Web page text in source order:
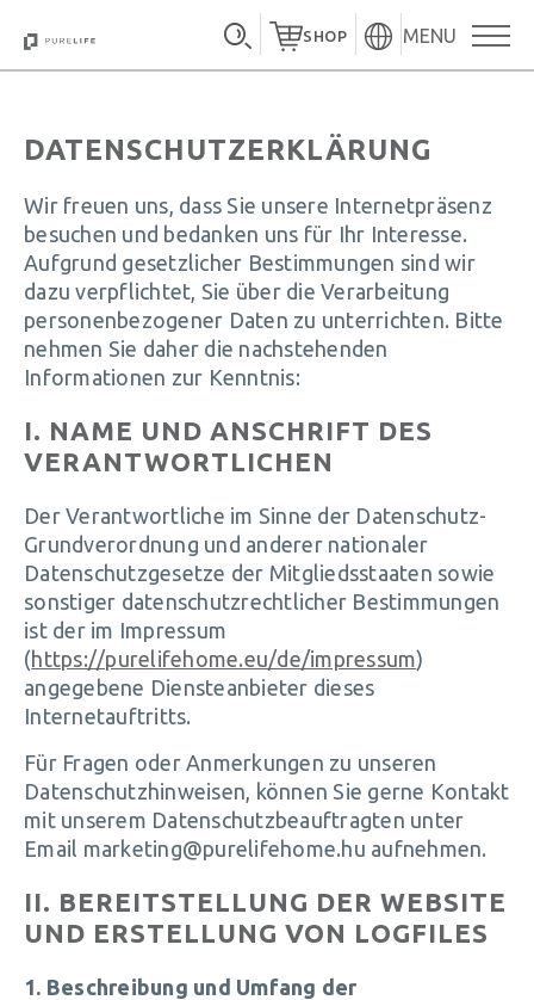
MENU
SHOP
DATENSCHUTZERKLÄRUNG
Wir freuen uns, dass Sie unsere Internetpräsenz
besuchen und bedanken uns für Ihr Interesse.
Aufgrund gesetzlicher Bestimmungen sind wir
dazu verpflichtet, Sie über die Verarbeitung
personenbezogener Daten zu unterrichten. Bitte
nehmen Sie daher die nachstehenden
Informationen zur Kenntnis:
I. NAME UND ANSCHRIFT DES
VERANTWORTLICHEN
Der Verantwortliche im Sinne der Datenschutz-
Grundverordnung und anderer nationaler
Datenschutzgesetze der Mitgliedsstaaten sowie
sonstiger datenschutzrechtlicher Bestimmungen
ist der im Impressum
(https://purelifehome.eu/de/impressum)
angegebene Diensteanbieter dieses
Internetauftritts.
Für Fragen oder Anmerkungen zu unseren
Datenschutzhinweisen, können Sie gerne Kontakt
mit unserem Datenschutzbeauftragten unter
Email marketing@purelifehome.hu aufnehmen.
II. BEREITSTELLUNG DER WEBSITE
UND ERSTELLUNG VON LOGFILES
1. Beschreibung und Umfang der